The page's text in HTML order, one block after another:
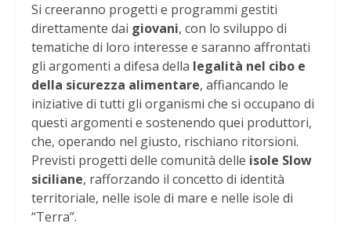
Si creeranno progetti e programmi gestiti
direttamente dai giovani, con lo sviluppo di
tematiche di loro interesse e saranno affrontati
gli argomenti a difesa della legalità nel cibo e
della sicurezza alimentare, affiancando le
iniziative di tutti gli organismi che si occupano di
questi argomenti e sostenendo quei produttori,
che, operando nel giusto, rischiano ritorsioni.
Previsti progetti delle comunità delle isole Slow
siciliane, rafforzando il concetto di identità
territoriale, nelle isole di mare e nelle isole di
“Terra”.